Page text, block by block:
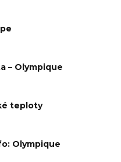
– Olympique
teploty
Olympique